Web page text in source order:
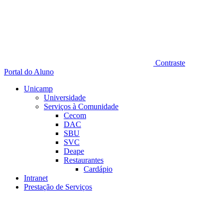
Contraste
Portal do Aluno
Unicamp
Universidade
Serviços à Comunidade
Cecom
DAC
SBU
SVC
Deape
Restaurantes
Cardápio
Intranet
Prestação de Serviços